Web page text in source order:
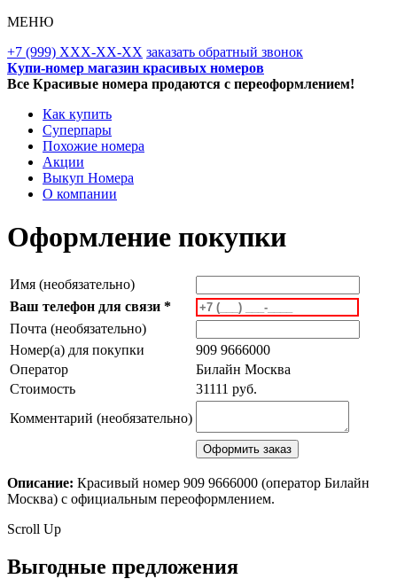
МЕНЮ
+7 (999) XXX-XX-XX заказать обратный звонок
Купи-номер магазин красивых номеров
Все Красивые номера продаются с переоформлением!
Как купить
Суперпары
Похожие номера
Акции
Выкуп Номера
О компании
Оформление покупки
Имя (необязательно)
Ваш телефон для связи *
Почта (необязательно)
Номер(а) для покупки
909 9666000
Оператор
Билайн Москва
Стоимость
31111 руб.
Комментарий (необязательно)
Описание: Красивый номер 909 9666000 (оператор Билайн
Москва) с официальным переоформлением.
Scroll Up
Выгодные предложения